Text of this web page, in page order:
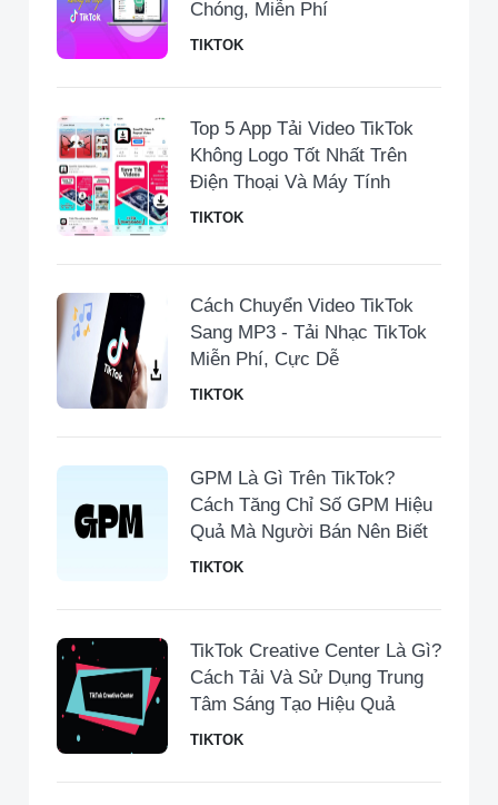
Chóng, Miễn Phí
TIKTOK
Top 5 App Tải Video TikTok
Không Logo Tốt Nhất Trên
Điện Thoại Và Máy Tính
TIKTOK
Cách Chuyển Video TikTok
Sang MP3 - Tải Nhạc TikTok
Miễn Phí, Cực Dễ
TIKTOK
GPM Là Gì Trên TikTok?
Cách Tăng Chỉ Số GPM Hiệu
Quả Mà Người Bán Nên Biết
TIKTOK
TikTok Creative Center Là Gì?
Cách Tải Và Sử Dụng Trung
Tâm Sáng Tạo Hiệu Quả
TIKTOK